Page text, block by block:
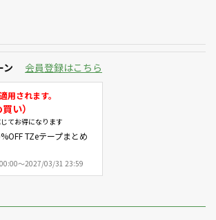
ン 会員登録はこちら
用されます。
い）
てお得になります
TZeテープまとめ
～2027/03/31 23:59